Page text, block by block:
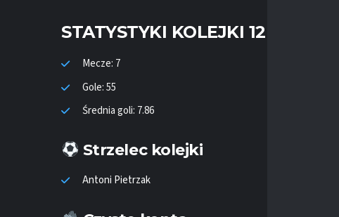
STATYSTYKI KOLEJKI 12
Mecze: 7
Gole: 55
Średnia goli: 7.86
Strzelec kolejki
Antoni Pietrzak